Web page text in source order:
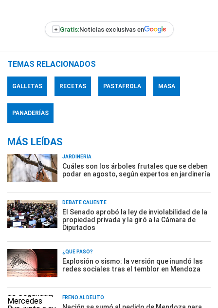
+ Gratis:Noticias exclusivas en
TEMAS RELACIONADOS
GALLETAS RECETAS PASTAFROLA MASA
PANADERÍAS
MÁS LEÍDAS
JARDINERÍA
Cuáles son los árboles frutales que se deben
podar en agosto, según expertos en jardinería
DEBATE CALIENTE
El Senado aprobó la ley de inviolabilidad de la
propiedad privada y la giró a la Cámara de
Diputados
¿QUÉ PASÓ?
Explosión o sismo: la versión que inundó las
redes sociales tras el temblor en Mendoza
FRENO AL DELITO